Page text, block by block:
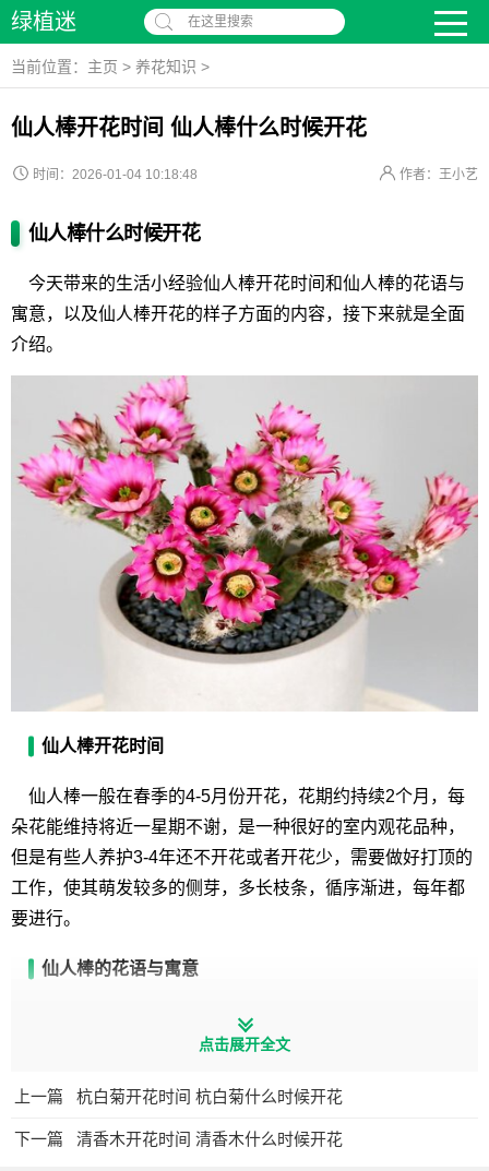
绿植迷 在这里搜索
当前位置： 主页 > 养花知识 >
仙人棒开花时间 仙人棒什么时候开花
时间：2026-01-04 10:18:48 作者：王小艺
仙人棒什么时候开花
今天带来的生活小经验仙人棒开花时间和仙人棒的花语与
寓意，以及仙人棒开花的样子方面的内容，接下来就是全面
介绍。
仙人棒开花时间
仙人棒一般在春季的4-5月份开花，花期约持续2个月，每
朵花能维持将近一星期不谢，是一种很好的室内观花品种，
但是有些人养护3-4年还不开花或者开花少，需要做好打顶的
工作，使其萌发较多的侧芽，多长枝条，循序渐进，每年都
要进行。
仙人棒的花语与寓意
仙人棒对环境的适应性强，寓意着坚强，还寓意着温暖，
它的存在给人一种温暖的感觉，特别是生长在大漠之中，依
点击展开全文
上一篇 杭白菊开花时间 杭白菊什么时候开花
下一篇 清香木开花时间 清香木什么时候开花